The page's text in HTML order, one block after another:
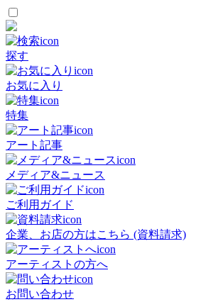
探す
お気に入り
特集
アート記事
メディア&ニュース
ご利用ガイド
企業、お店の方はこちら (資料請求)
アーティストの方へ
お問い合わせ